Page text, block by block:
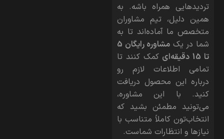
تردیدهایی همراه باشه. به
همین دلیل، تیم مشاوران
متخصص ما آماده‌اند تا به
شما در یک
مشاوره رایگان 5
تا 15 دقیقه‌ای
کمک کنند تا
تمامی اطلاعات لازم رو
درباره این محصول دریافت
کنید. با این مشاوره،
می‌تونید مطمئن بشید که
انتخاب‌تون کاملاً متناسب با
نیازها و انتظارات شماست.